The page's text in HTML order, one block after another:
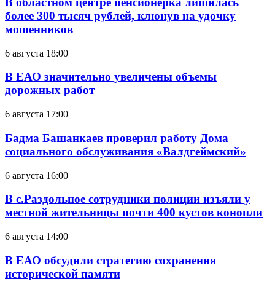
более 300 тысяч рублей, клюнув на удочку
мошенников
6 августа 18:00
В ЕАО значительно увеличены объемы
дорожных работ
6 августа 17:00
Бадма Башанкаев проверил работу Дома
социального обслуживания «Валдгеймский»
6 августа 16:00
В с.Раздольное сотрудники полиции изъяли у
местной жительницы почти 400 кустов конопли
6 августа 14:00
В ЕАО обсудили стратегию сохранения
исторической памяти